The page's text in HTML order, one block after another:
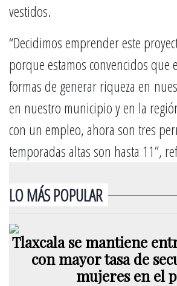
vestidos.
“Decidimos emprender este
porque estamos convencidos que
formas de generar riqueza en
en nuestro municipio y en la
con un empleo, ahora son tres
temporadas altas son hasta 11”,
LO MÁS POPULAR
Tlaxcala se mantiene
con mayor tasa de
mujeres en el